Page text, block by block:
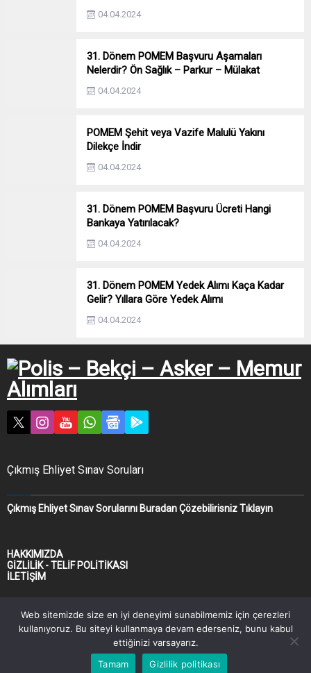
04.04.2024
31. Dönem POMEM Başvuru Aşamaları
Nelerdir? Ön Sağlık – Parkur – Mülakat
04.04.2024
POMEM Şehit veya Vazife Malulü Yakını
Dilekçe İndir
04.04.2024
31. Dönem POMEM Başvuru Ücreti Hangi
Bankaya Yatırılacak?
04.04.2024
31. Dönem POMEM Yedek Alımı Kaça Kadar
Gelir? Yıllara Göre Yedek Alımı
04.04.2024
Çıkmış Ehliyet Sınav Soruları
Çıkmış Ehliyet Sınav Sorularını Buradan Çözebilirisniz Tıklayın
HAKKIMIZDA
GİZLİLİK - TELİF POLİTİKASI
İLETİŞİM
Sitemizde yer alan bilgiler baz alınıp kişiler tarafından yapılan tüm
işlemlerden şahısların kendileri sorumludur. Yayınlanan bilgiler gayri
resmi olup olası bir hak kaybından ötürü sorumluluk kabul edilmez.
Web sitemizde size en iyi deneyimi sunabilmemiz için çerezleri
kullanıyoruz. Bu siteyi kullanmaya devam ederseniz, bunu kabul
ettiğinizi varsayarız.
Tamam
Gizlilik politikası